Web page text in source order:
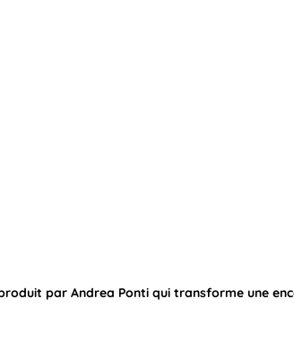
par Andrea Ponti qui transforme une